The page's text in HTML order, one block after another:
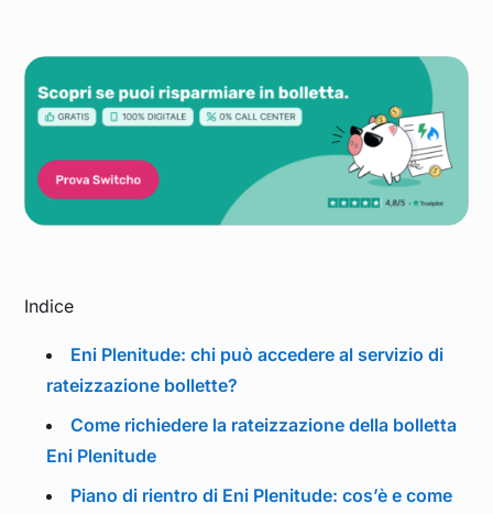
Indice
Eni Plenitude: chi può accedere al servizio di
rateizzazione bollette?
Come richiedere la rateizzazione della bolletta
Eni Plenitude
Piano di rientro di Eni Plenitude: cos’è e come